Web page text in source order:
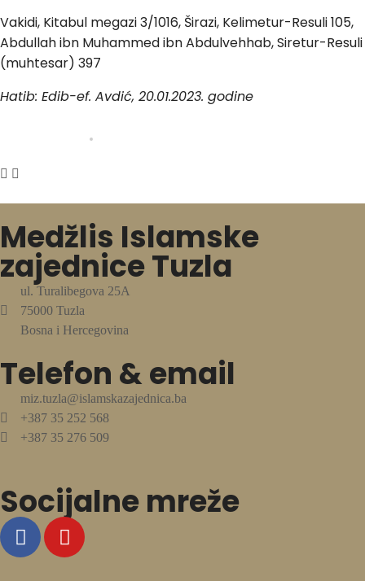
Vakidi, Kitabul megazi 3/1016, Širazi, Kelimetur-Resuli 105,
Abdullah ibn Muhammed ibn Abdulvehhab, Siretur-Resuli
(muhtesar) 397
Hatib: Edib-ef. Avdić, 20.01.2023. godine
Medžlis Islamske
zajednice Tuzla
ul. Turalibegova 25A
75000 Tuzla
Bosna i Hercegovina
Telefon & email
miz.tuzla@islamskazajednica.ba
+387 35 252 568
+387 35 276 509
Socijalne mreže